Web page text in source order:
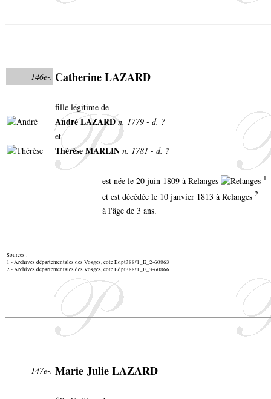
146e-. Catherine LAZARD
fille légitime de
André LAZARDn. 1779 - d. ?
et
Thérèse MARLIN n. 1781 - d. ?
est née le 20 juin 1809 à Relanges 1
et est décédée le 10 janvier 1813 à Relanges 2
à l'âge de 3 ans.
Sources :
1 - Archives départementales des Vosges, cote Edpt388/1_E_2-60863
2 - Archives départementales des Vosges, cote Edpt388/1_E_3-60866
147e-. Marie Julie LAZARD